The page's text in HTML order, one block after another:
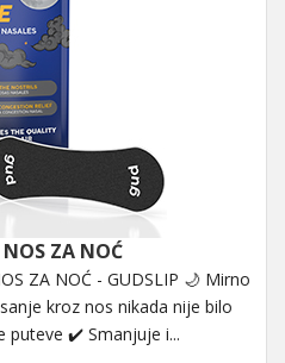
ZA NOĆ
ZA NOĆ - GUDSLIP 🌙 Mirno
kroz nos nikada nije bilo
puteve ✔️ Smanjuje i...